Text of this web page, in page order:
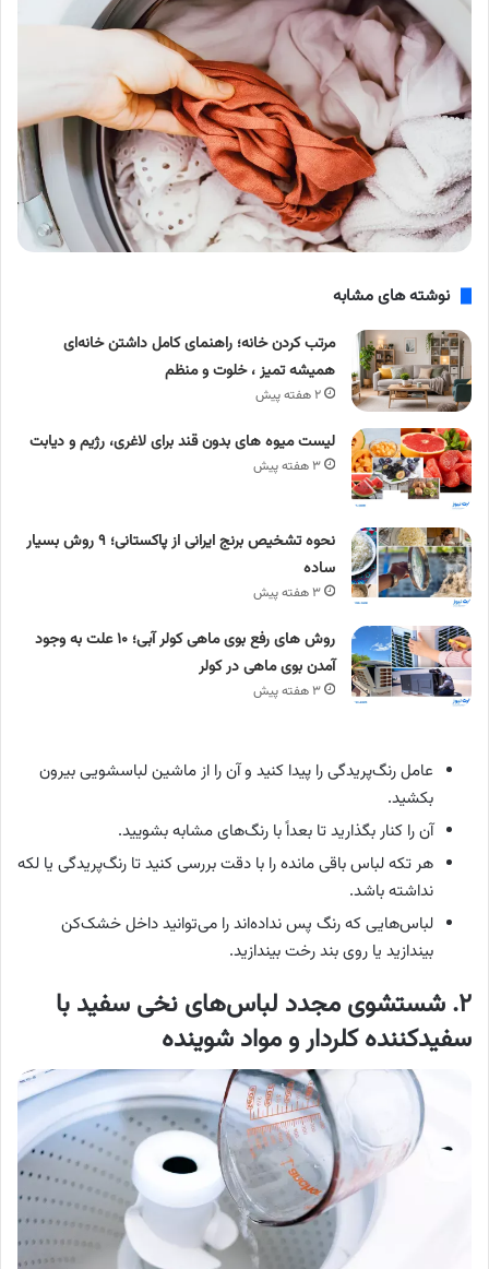
نوشته های مشابه
مرتب کردن خانه؛ راهنمای کامل داشتن خانه‌ای
همیشه تمیز ، خلوت و منظم
۲ هفته پیش
لیست میوه های بدون قند برای لاغری، رژیم و دیابت
۳ هفته پیش
نحوه تشخیص برنج ایرانی از پاکستانی؛ ۹ روش بسیار
ساده
۳ هفته پیش
روش های رفع بوی ماهی کولر آبی؛ ۱۰ علت به وجود
آمدن بوی ماهی در کولر
۳ هفته پیش
عامل رنگ‌پریدگی را پیدا کنید و آن را از ماشین لباسشویی بیرون
بکشید.
آن را کنار بگذارید تا بعداً با رنگ‌های مشابه بشویید.
هر تکه لباس باقی مانده را با دقت بررسی کنید تا رنگ‌پریدگی یا لکه
نداشته باشد.
لباس‌هایی که رنگ پس نداده‌اند را می‌توانید داخل خشک‌کن
بیندازید یا روی بند رخت بیندازید.
۲. شستشوی مجدد لباس‌های نخی سفید با
سفیدکننده کلردار و مواد شوینده